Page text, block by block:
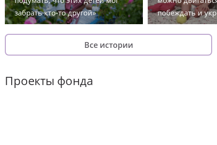
забрать кто-то другой»
побеждать и
Все истории
Проекты фонда